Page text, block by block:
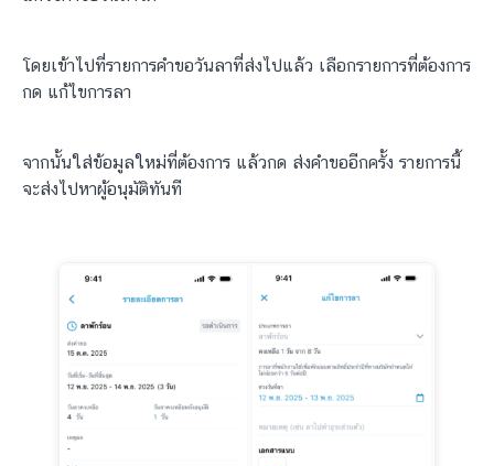
โดยเข้าไปที่รายการคำขอวันลาที่ส่งไปแล้ว เลือกรายการที่ต้องการ
กด แก้ไขการลา
จากนั้นใส่ข้อมูลใหม่ที่ต้องการ แล้วกด ส่งคำขออีกครั้ง รายการนี้
จะส่งไปหาผู้อนุมัติทันที